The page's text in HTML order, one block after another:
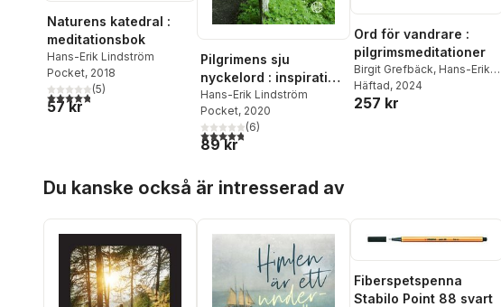
Naturens katedral :
meditationsbok
Hans-Erik Lindström
Pocket, 2018
4,8utav 5 stjärnor. Totalt antal röster:
(5)
57 kr
Pilgrimens sju
nyckelord : inspiration
för din livsresa
Hans-Erik Lindström
Pocket, 2020
4,8utav 5 stjärnor. Totalt antal röster:
(6)
89 kr
Ord för vandrare :
pilgrimsmeditationer
Birgit Grefbäck, Hans-Erik
Lindström,Tomas
Wettermark
Häftad, 2024
257 kr
Du kanske också är intresserad av
Fiberspetspenna
Stabilo Point 88 svart